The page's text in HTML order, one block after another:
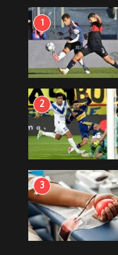
1
2
3